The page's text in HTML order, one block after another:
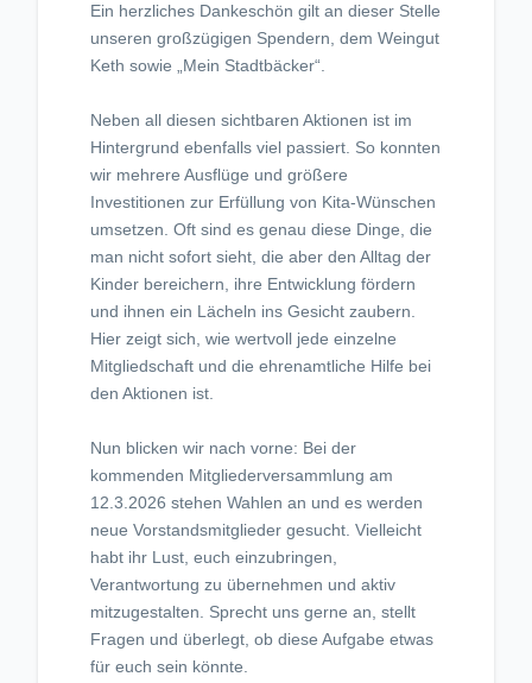
Ein herzliches Dankeschön gilt an dieser Stelle
unseren großzügigen Spendern, dem Weingut
Keth sowie „Mein Stadtbäcker“.
Neben all diesen sichtbaren Aktionen ist im
Hintergrund ebenfalls viel passiert. So konnten
wir mehrere Ausflüge und größere
Investitionen zur Erfüllung von Kita-Wünschen
umsetzen. Oft sind es genau diese Dinge, die
man nicht sofort sieht, die aber den Alltag der
Kinder bereichern, ihre Entwicklung fördern
und ihnen ein Lächeln ins Gesicht zaubern.
Hier zeigt sich, wie wertvoll jede einzelne
Mitgliedschaft und die ehrenamtliche Hilfe bei
den Aktionen ist.
Nun blicken wir nach vorne: Bei der
kommenden Mitgliederversammlung am
12.3.2026 stehen Wahlen an und es werden
neue Vorstandsmitglieder gesucht. Vielleicht
habt ihr Lust, euch einzubringen,
Verantwortung zu übernehmen und aktiv
mitzugestalten. Sprecht uns gerne an, stellt
Fragen und überlegt, ob diese Aufgabe etwas
für euch sein könnte.